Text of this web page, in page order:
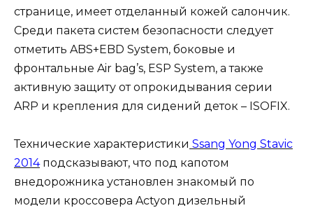
странице, имеет отделанный кожей салончик.
Среди пакета систем безопасности следует
отметить ABS+EBD System, боковые и
фронтальные Air bag’s, ESP System, а также
активную защиту от опрокидывания серии
ARP и крепления для сидений деток – ISOFIX.
Технические характеристики Ssang Yong Stavic
2014подсказывают, что под капотом
внедорожника установлен знакомый по
модели кроссовера Actyon дизельный